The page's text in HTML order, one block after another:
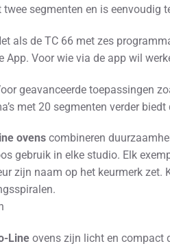
twee segmenten en is
als de TC 66 met zes
App. Voor wie via de app wil
geavanceerde toepassingen
met 20 segmenten verder
ovens combineren
gebruik in elke studio. Elk
zijn naam op het keurmerk zet.
Line ovens zijn licht en compact